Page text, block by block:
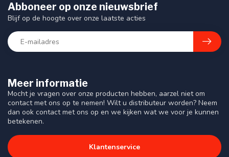
Meer informatie
Mocht je vragen over onze producten hebben, aarzel niet om
contact met ons op te nemen! Wilt u distributeur worden? Neem
dan ook contact met ons op en we kijken wat we voor je kunnen
betekenen.
Klantenservice
Abboneer op onze nieuwsbrief
Blijf op de hoogte over onze laatste acties